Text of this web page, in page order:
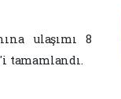
ulaşımı 8
tamamlandı.